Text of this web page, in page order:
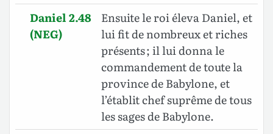
Daniel 2.48
(NEG)
Ensuite le roi éleva Daniel, et
lui fit de nombreux et riches
présents ; il lui donna le
commandement de toute la
province de Babylone, et
l’établit chef suprême de tous
les sages de Babylone.